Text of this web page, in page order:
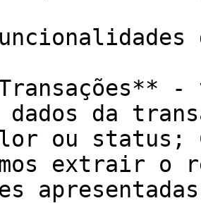
dados da
ou status;
extrair o